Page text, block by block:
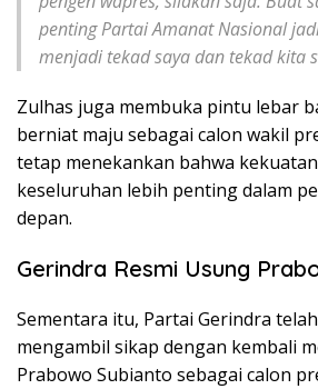
penting Partai Amanat Nasional
menjadi tekad saya dan tekad kita
Zulhas juga membuka pintu lebar
berniat maju sebagai calon wakil
tetap menekankan bahwa
keseluruhan lebih penting dalam
depan.
Gerindra Resmi Usung
Sementara itu, Partai Gerindra
mengambil sikap dengan kembali
Prabowo Subianto sebagai calon